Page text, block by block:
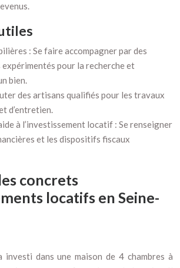
: Se faire accompagner par des
pour la recherche et
bien.
des artisans qualifiés pour les travaux
d’entretien.
à l’investissement locatif : Se renseigner
et les dispositifs fiscaux
concrets
locatifs en Seine-
investi dans une maison de 4 chambres à